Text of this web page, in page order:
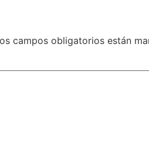
campos obligatorios están